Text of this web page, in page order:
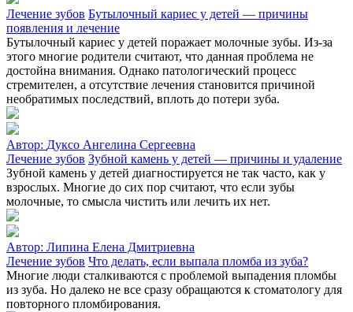
Лечение зубов Бутылочный кариес у детей — причины
появления и лечение
Бутылочный кариес у детей поражает молочные зубы. Из-за
этого многие родители считают, что данная проблема не
достойна внимания. Однако патологический процесс
стремителен, а отсутствие лечения становится причиной
необратимых последствий, вплоть до потери зуба.
Автор: Дуксо Ангелина Сергеевна
Лечение зубов Зубной камень у детей — причины и удаление
Зубной камень у детей диагностируется не так часто, как у
взрослых. Многие до сих пор считают, что если зубы
молочные, то смысла чистить или лечить их нет.
Автор: Липина Елена Дмитриевна
Лечение зубов Что делать, если выпала пломба из зуба?
Многие люди сталкиваются с проблемой выпадения пломбы
из зуба. Но далеко не все сразу обращаются к стоматологу для
повторного пломбирования.